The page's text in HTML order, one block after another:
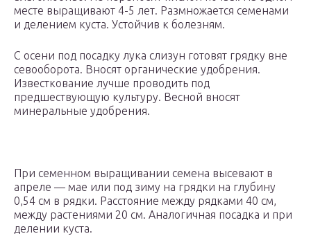
месте выращивают 4-5 лет. Размножается семенами
и делением куста. Устойчив к болезням.
С осени под посадку лука слизун готовят грядку вне
севооборота. Вносят органические удобрения.
Известкование лучше проводить под
предшествующую культуру. Весной вносят
минеральные удобрения.
При семенном выращивании семена высевают в
апреле — мае или под зиму на грядки на глубину
0,54 см в рядки. Расстояние между рядками 40 см,
между растениями 20 см. Аналогичная посадка и при
делении куста.